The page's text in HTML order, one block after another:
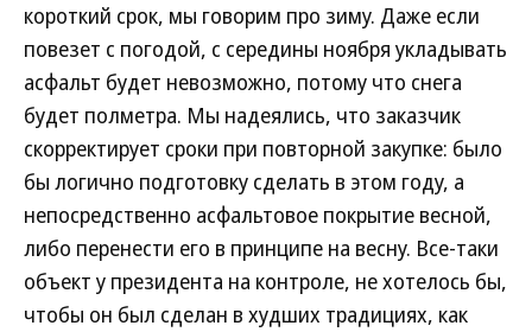
короткий срок, мы говорим про зиму. Даже если
повезет с погодой, с середины ноября укладывать
асфальт будет невозможно, потому что снега
будет полметра. Мы надеялись, что заказчик
скорректирует сроки при повторной закупке: было
бы логично подготовку сделать в этом году, а
непосредственно асфальтовое покрытие весной,
либо перенести его в принципе на весну. Все-таки
объект у президента на контроле, не хотелось бы,
чтобы он был сделан в худших традициях, как